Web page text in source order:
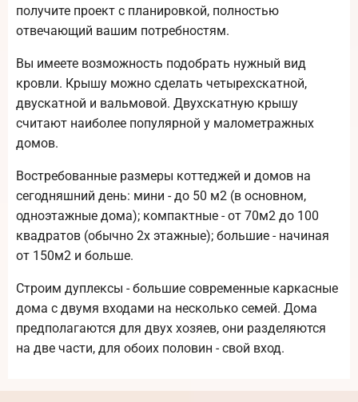
получите проект с планировкой, полностью
отвечающий вашим потребностям.
Вы имеете возможность подобрать нужный вид
кровли. Крышу можно сделать четырехскатной,
двускатной и вальмовой. Двухскатную крышу
считают наиболее популярной у малометражных
домов.
Востребованные размеры коттеджей и домов на
сегодняшний день: мини - до 50 м2 (в основном,
одноэтажные дома); компактные - от 70м2 до 100
квадратов (обычно 2х этажные); большие - начиная
от 150м2 и больше.
Строим дуплексы - большие современные каркасные
дома с двумя входами на несколько семей. Дома
предполагаются для двух хозяев, они разделяются
на две части, для обоих половин - свой вход.